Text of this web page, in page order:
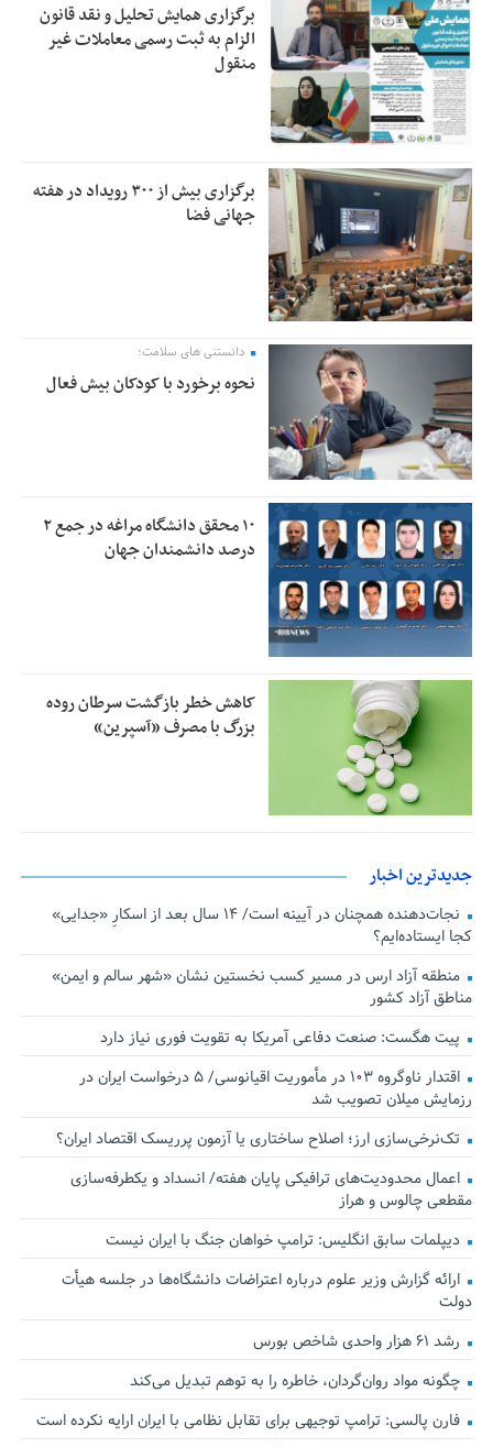
برگزاری همایش تحلیل و نقد قانون
الزام به ثبت رسمی معاملات غیر
منقول
برگزاری بیش از ۳۰۰ رویداد در هفته
جهانی فضا
دانستنی های سلامت؛
نحوه برخورد با کودکان بیش فعال
۱۰ محقق دانشگاه مراغه در جمع ۲
درصد دانشمندان جهان
کاهش خطر بازگشت سرطان روده
بزرگ با مصرف «آسپرین»
جدیدترین اخبار
نجات‌دهنده‌ همچنان در آیینه است/ ۱۴ سال بعد از اسکارِ «جدایی»
کجا ایستاده‌ایم؟
منطقه آزاد ارس در مسیر کسب نخستین نشان «شهر سالم و ایمن»
مناطق آزاد کشور
پیت هگست: صنعت دفاعی آمریکا به تقویت فوری نیاز دارد
اقتدار ناوگروه ۱۰۳ در مأموریت‌ اقیانوسی/ ۵ درخواست ایران در
رزمایش میلان تصویب شد
تک‌نرخی‌سازی ارز؛ اصلاح ساختاری یا آزمون پرریسک اقتصاد ایران؟
اعمال محدودیت‌های ترافیکی پایان هفته/ انسداد و یکطرفه‌سازی
مقطعی چالوس و هراز
دیپلمات سابق انگلیس:‌ ترامپ خواهان جنگ با ایران نیست
ارائه گزارش وزیر علوم درباره اعتراضات دانشگاه‌ها در جلسه هیأت
دولت
رشد ۶۱ هزار واحدی شاخص بورس
چگونه مواد روان‌گردان، خاطره را به توهم تبدیل می‌کند
فارن پالسی: ترامپ توجیهی برای تقابل نظامی با ایران ارایه نکرده است